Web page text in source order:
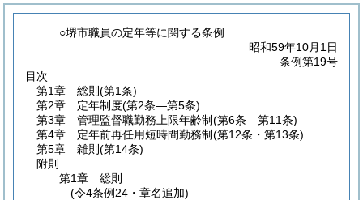
○堺市職員の定年等に関する条例
昭和59年10月1日
条例第19号
目次
第1章
総則 (第1条)
第2章
定年制度(第2条―第5条)
第3章
管理監督職勤務上限年齢制(第6条―第11条)
第4章
定年前再任用短時間勤務制(第12条・第13条)
第5章
雑則 (第14条)
附則
第1章
総則
(令4条例24・章名追加)